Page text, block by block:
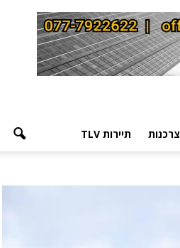
צרכנות תיירות TLV